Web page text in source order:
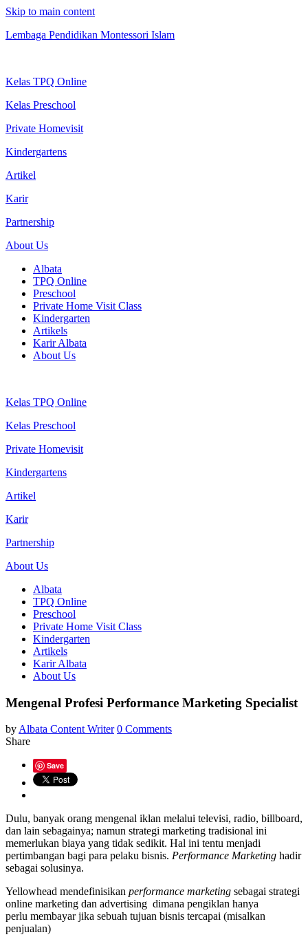
Skip to main content
Lembaga Pendidikan Montessori Islam
Kelas TPQ Online
Kelas Preschool
Private Homevisit
Kindergartens
Artikel
Karir
Partnership
About Us
Albata
TPQ Online
Preschool
Private Home Visit Class
Kindergarten
Artikels
Karir Albata
About Us
Kelas TPQ Online
Kelas Preschool
Private Homevisit
Kindergartens
Artikel
Karir
Partnership
About Us
Albata
TPQ Online
Preschool
Private Home Visit Class
Kindergarten
Artikels
Karir Albata
About Us
Mengenal Profesi Performance Marketing Specialist
byAlbata Content Writer 0 Comments
Share
Save
Dulu, banyak orang mengenal iklan melalui televisi, radio, billboard,
dan lain sebagainya; namun strategi marketing tradisional ini
memerlukan biaya yang tidak sedikit. Hal ini tentu menjadi
pertimbangan bagi para pelaku bisnis. Performance Marketing hadir
sebagai solusinya.
Yellowhead mendefinisikan performance marketing sebagai strategi
online marketing dan advertising dimana pengiklan hanya
perlu membayar jika sebuah tujuan bisnis tercapai (misalkan
penjualan)